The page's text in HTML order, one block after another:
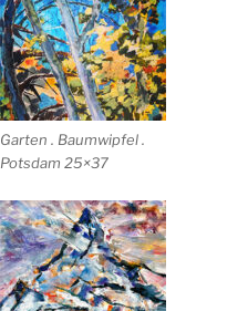
Garten . Baumwipfel .
Potsdam 25×37